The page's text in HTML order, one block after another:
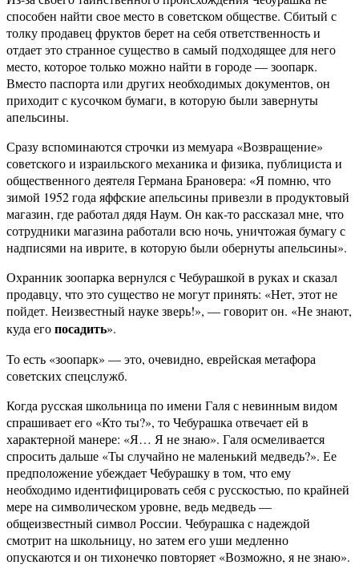
способен найти свое место в советском обществе. Сбитый с
толку продавец фруктов берет на себя ответственность и
отдает это странное существо в самый подходящее для него
место, которое только можно найти в городе — зоопарк.
Вместо паспорта или других необходимых документов, он
приходит с кусочком бумаги, в которую были завернуты
апельсины.
Сразу вспоминаются строчки из мемуара «Возвращение»
советского и израильского механика и физика, публициста и
общественного деятеля Германа Брановера: «Я помню, что
зимой 1952 года яффские апельсины привезли в продуктовый
магазин, где работал дядя Наум. Он как-то рассказал мне, что
сотрудники магазина работали всю ночь, уничтожая бумагу с
надписями на иврите, в которую были обернуты апельсины».
Охранник зоопарка вернулся с Чебурашкой в руках и сказал
продавцу, что это существо не могут принять: «Нет, этот не
пойдет. Неизвестный науке зверь!», — говорит он. «Не знают,
куда егопосадить».
То есть «зоопарк» — это, очевидно, еврейская метафора
советских спецслужб.
Когда русская школьница по имени Галя с невинным видом
спрашивает его «Кто ты?», то Чебурашка отвечает ей в
характерной манере: «Я… Я не знаю». Галя осмеливается
спросить дальше «Ты случайно не маленький медведь?». Ее
предположение убеждает Чебурашку в том, что ему
необходимо идентифицировать себя с русскостью, по крайней
мере на символическом уровне, ведь медведь —
общеизвестный символ России. Чебурашка с надеждой
смотрит на школьницу, но затем его уши медленно
опускаются и он тихонечко повторяет «Возможно, я не знаю».